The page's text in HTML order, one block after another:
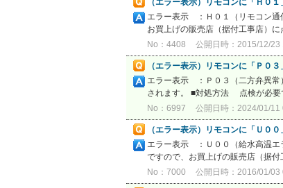
（エラー表示）リモコンに「Ｈ０１
エラー表示 ：Ｈ０１（リモコン
お買上げの販売店（据付工事店）
No：4408 公開日時：2015/12/23
（エラー表示）リモコンに「Ｐ０３
エラー表示 ：Ｐ０３（二方弁
されます。 ■対処方法 点検が必要
No：6997 公開日時：2024/01/11
（エラー表示）リモコンに「Ｕ００
エラー表示 ：Ｕ００（給水高温
ですので、お買上げの販売店（据
No：7000 公開日時：2016/01/03